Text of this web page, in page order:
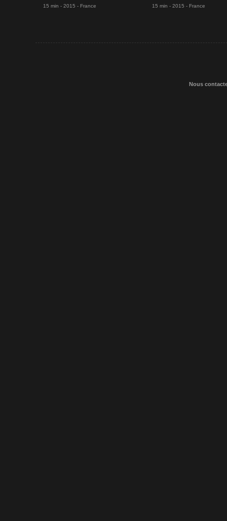
15 min - 2015 - France
15 min - 2015 - France
Nous